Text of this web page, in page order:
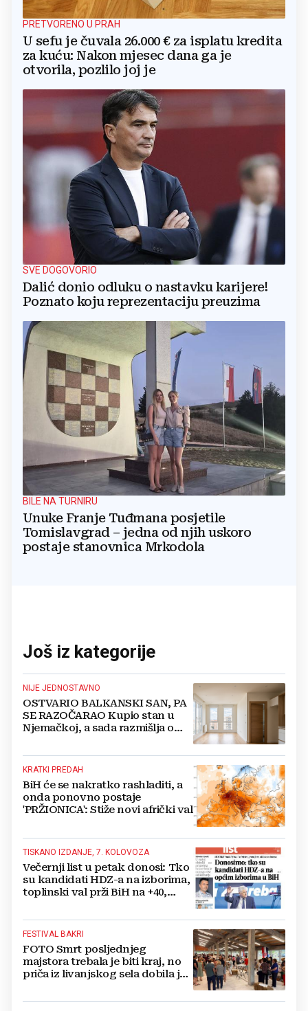
PRETVORENO U PRAH
U sefu je čuvala 26.000 € za isplatu kredita
za kuću: Nakon mjesec dana ga je
otvorila, pozlilo joj je
SVE DOGOVORIO
Dalić donio odluku o nastavku karijere!
Poznato koju reprezentaciju preuzima
BILE NA TURNIRU
Unuke Franje Tuđmana posjetile
Tomislavgrad – jedna od njih uskoro
postaje stanovnica Mrkodola
Još iz kategorije
NIJE JEDNOSTAVNO
OSTVARIO BALKANSKI SAN, PA
SE RAZOČARAO Kupio stan u
Njemačkoj, a sada razmišlja o
KRATKI PREDAH
BiH će se nakratko rashladiti, a
onda ponovno postaje
'PRŽIONICA': Stiže novi afrički val
TISKANO IZDANJE, 7. KOLOVOZA
Večernji list u petak donosi: Tko
su kandidati HDZ-a na izborima,
toplinski val prži BiH na +40,
FESTIVAL BAKRI
FOTO Smrt posljednjeg
majstora trebala je biti kraj, no
priča iz livanjskog sela dobila je